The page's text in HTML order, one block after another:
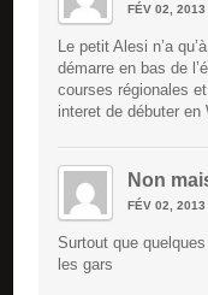
FÉV 02, 2013
Le petit Alesi n’a
démarre en bas de
courses régionales
interet de débuter en
Non
FÉV 02, 2013
Surtout que
les gars